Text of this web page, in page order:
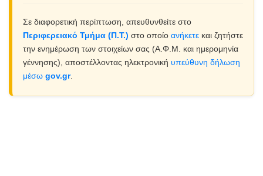
Σε διαφορετική περίπτωση, απευθυνθείτε στο
Περιφερειακό Τμήμα (Π.Τ.) στο οποίο ανήκετε και ζητήστε
την ενημέρωση των στοιχείων σας (Α.Φ.Μ. και ημερομηνία
γέννησης), αποστέλλοντας ηλεκτρονική υπεύθυνη δήλωση
μέσω gov.gr.